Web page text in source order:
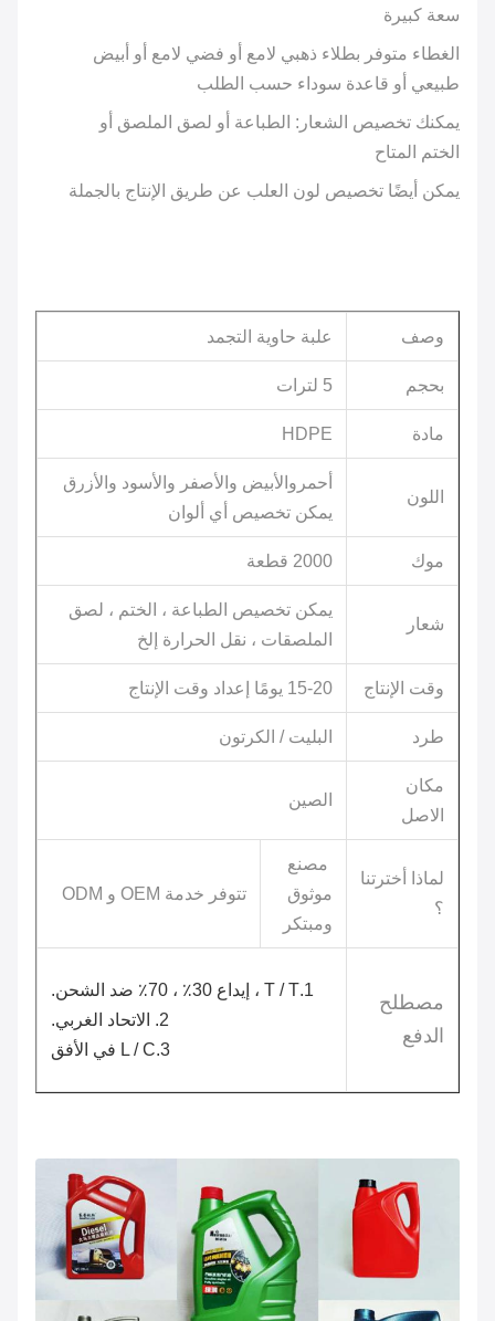
سعة كبيرة
الغطاء متوفر بطلاء ذهبي لامع أو فضي لامع أو أبيض
طبيعي أو قاعدة سوداء حسب الطلب
يمكنك تخصيص الشعار: الطباعة أو لصق الملصق أو
الختم المتاح
يمكن أيضًا تخصيص لون العلب عن طريق الإنتاج بالجملة
وصف علبة حاوية التجمد
بحجم
HDPE
والأبيض والأصفر والأسود والأزرق
يمكن تخصيص أي ألوان
2000 قطعة
شعار
يمكن تخصيص الطباعة ، الختم ، لصق
الملصقات ، نقل الحرارة إلخ
وقت الإنتاج 15-20 يومًا إعداد وقت الإنتاج
البليت / الكرتون
مكان
الاصل
الصين
لماذا أخترتنا
مصنع
موثوق
ومبتكر
تتوفر خدمة OEM و ODM
مصطلح